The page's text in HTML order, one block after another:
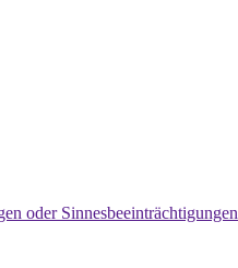
oder Sinnesbeeinträchtigungen